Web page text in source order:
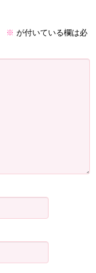
※ が付いている欄は必